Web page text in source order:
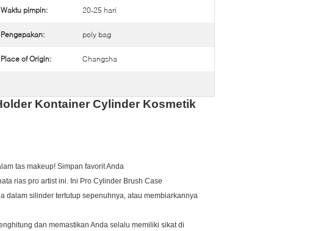
Waktu pimpin: 20-25 hari
Pengepakan: poly bag
Place of Origin: Changsha
Kontainer Cylinder Kosmetik
tas makeup! Simpan favorit Anda
rias pro artist ini. Ini Pro Cylinder Brush Case
dalam silinder tertutup sepenuhnya, atau membiarkannya
dan memastikan Anda selalu memiliki sikat di